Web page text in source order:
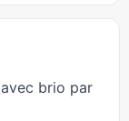
brio par